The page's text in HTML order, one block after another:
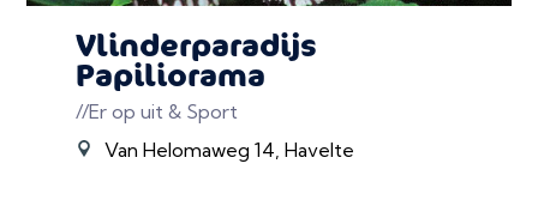
Vlinderparadijs
Papiliorama
//Er op uit & Sport
Van Helomaweg 14, Havelte